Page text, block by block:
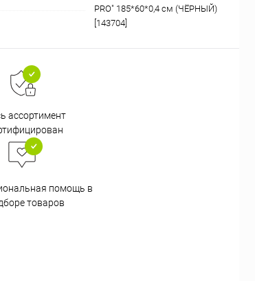
PRO" 185*60*0,4 см (ЧЁРНЫЙ)
[143704]
ассортимент
помощь в
товаров